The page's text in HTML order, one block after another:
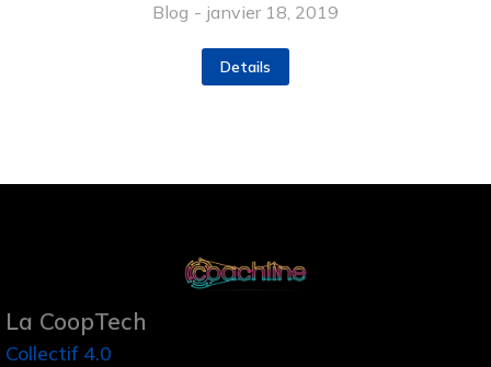
Blog janvier 18, 2019
Details
La CoopTech
Collectif 4.0